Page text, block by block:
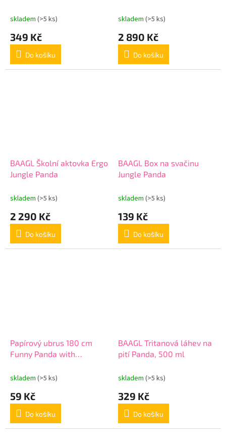
skladem (>5 ks)
349 Kč
Do košíku
skladem (>5 ks)
2 890 Kč
Do košíku
BAAGL Školní aktovka Ergo
Jungle Panda
skladem (>5 ks)
2 290 Kč
Do košíku
BAAGL Box na svačinu
Jungle Panda
skladem (>5 ks)
139 Kč
Do košíku
Papírový ubrus 180 cm
Funny Panda with
skladem (>5 ks)
59 Kč
Do košíku
BAAGL Tritanová láhev na
pití Panda, 500 ml
skladem (>5 ks)
329 Kč
Do košíku